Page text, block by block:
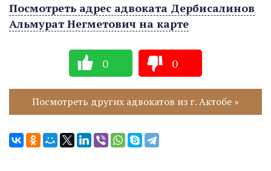
Посмотреть адрес адвоката Дербисалинов
Альмурат Негметович на карте
0 0
Посмотреть других адвокатов из г. Актобе »